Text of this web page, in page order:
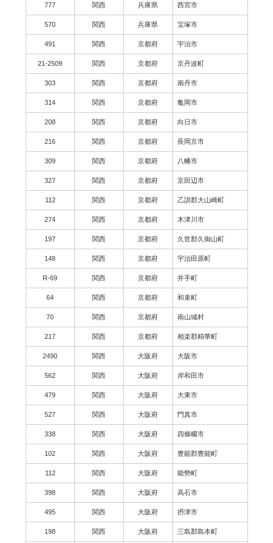
777 関西 兵庫県 西宮市
570 関西 兵庫県 宝塚市
491 関西 京都府 宇治市
21-2509 関西 京都府 京丹波町
303 関西 京都府 南丹市
314 関西 京都府 亀岡市
208 関西 京都府 向日市
216 関西 京都府 長岡京市
309 関西 京都府 八幡市
327 関西 京都府 京田辺市
112 関西 京都府 乙訓郡大山崎町
274 関西 京都府 木津川市
197 関西 京都府 久世郡久御山町
148 関西 京都府 宇治田原町
R-69 関西 京都府 井手町
64 関西 京都府 和束町
70 関西 京都府 南山城村
217 関西 京都府 相楽郡精華町
2490 関西 大阪府 大阪市
562 関西 大阪府 岸和田市
479 関西 大阪府 大東市
527 関西 大阪府 門真市
338 関西 大阪府 四條畷市
102 関西 大阪府 豊能郡豊能町
112 関西 大阪府 能勢町
398 関西 大阪府 高石市
495 関西 大阪府 摂津市
198 関西 大阪府 三島郡島本町